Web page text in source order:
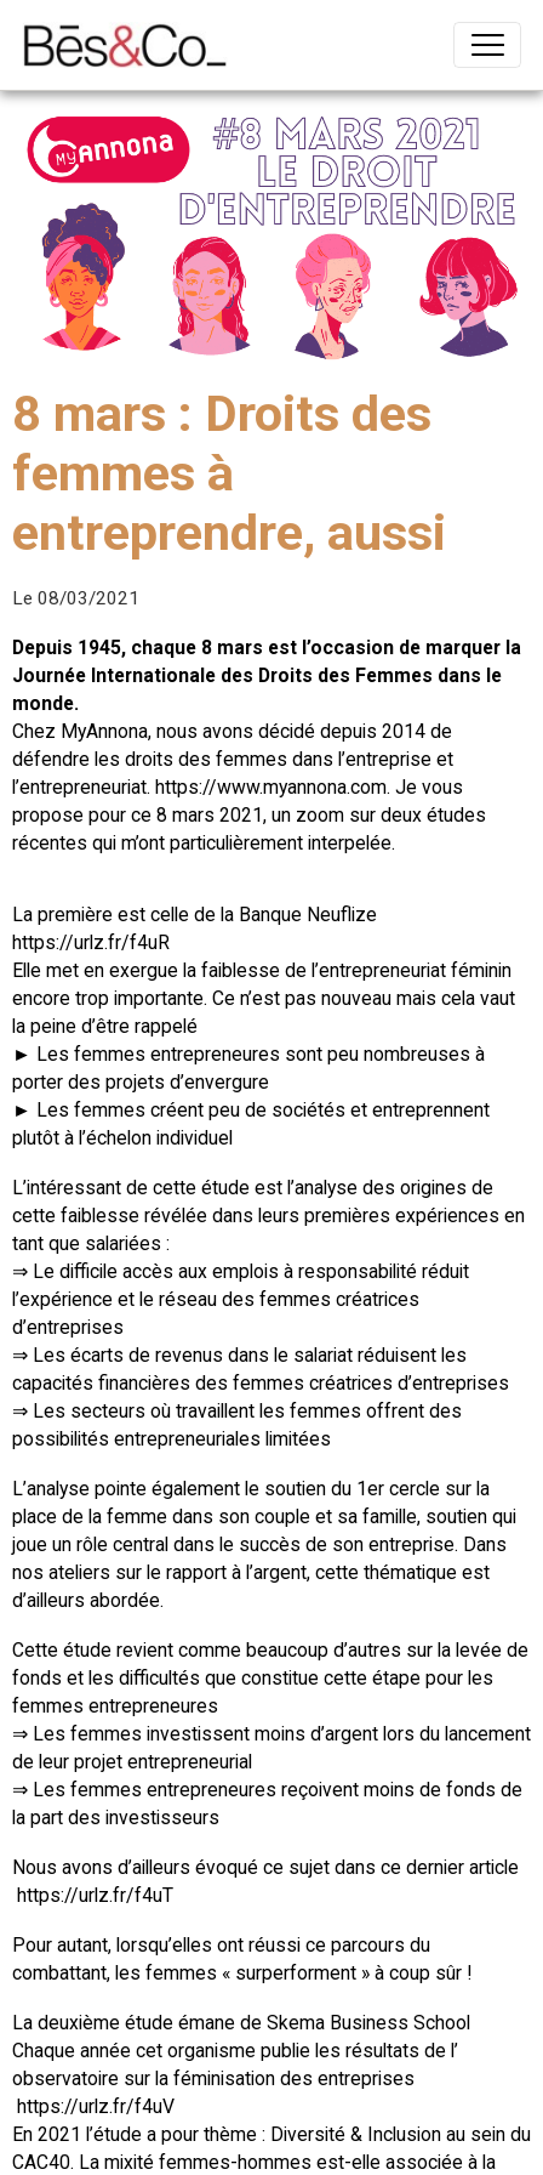
8 mars : Droits des
femmes à
entreprendre, aussi
Le 08/03/2021
Depuis 1945, chaque 8 mars est l’occasion de marquer la
Journée Internationale des Droits des Femmes dans le
monde.
Chez MyAnnona, nous avons décidé depuis 2014 de
défendre les droits des femmes dans l’entreprise et
l’entrepreneuriat. https://www.myannona.com. Je vous
propose pour ce 8 mars 2021, un zoom sur deux études
récentes qui m’ont particulièrement interpelée.
La première est celle de la Banque Neuflize
https://urlz.fr/f4uR
Elle met en exergue la faiblesse de l’entrepreneuriat féminin
encore trop importante. Ce n’est pas nouveau mais cela vaut
la peine d’être rappelé
► Les femmes entrepreneures sont peu nombreuses à
porter des projets d’envergure
► Les femmes créent peu de sociétés et entreprennent
plutôt à l’échelon individuel
L’intéressant de cette étude est l’analyse des origines de
cette faiblesse révélée dans leurs premières expériences en
tant que salariées :
⇒ Le difficile accès aux emplois à responsabilité réduit
l’expérience et le réseau des femmes créatrices
d’entreprises
⇒ Les écarts de revenus dans le salariat réduisent les
capacités financières des femmes créatrices d’entreprises
⇒ Les secteurs où travaillent les femmes offrent des
possibilités entrepreneuriales limitées
L’analyse pointe également le soutien du 1er cercle sur la
place de la femme dans son couple et sa famille, soutien qui
joue un rôle central dans le succès de son entreprise. Dans
nos ateliers sur le rapport à l’argent, cette thématique est
d’ailleurs abordée.
Cette étude revient comme beaucoup d’autres sur la levée de
fonds et les difficultés que constitue cette étape pour les
femmes entrepreneures
⇒ Les femmes investissent moins d’argent lors du lancement
de leur projet entrepreneurial
⇒ Les femmes entrepreneures reçoivent moins de fonds de
la part des investisseurs
Nous avons d’ailleurs évoqué ce sujet dans ce dernier article
https://urlz.fr/f4uT
Pour autant, lorsqu’elles ont réussi ce parcours du
combattant, les femmes « surperforment » à coup sûr !
La deuxième étude émane de Skema Business School
Chaque année cet organisme publie les résultats de l’
observatoire sur la féminisation des entreprises
https://urlz.fr/f4uV
En 2021 l’étude a pour thème : Diversité & Inclusion au sein du
CAC40. La mixité femmes-hommes est-elle associée à la